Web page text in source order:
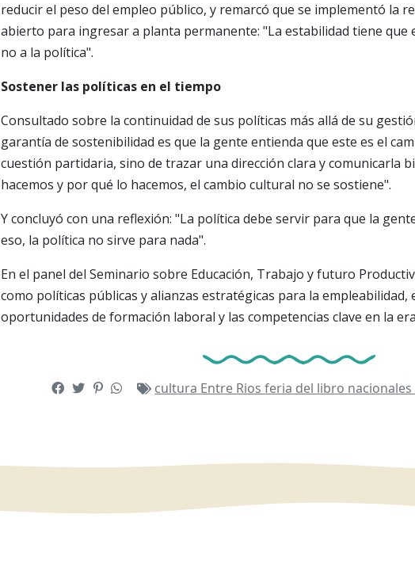
reducir el peso del empleo público, y remarcó que se implementó la
abierto para ingresar a planta permanente: "La estabilidad tiene que
no a la política".
Sostener las políticas en el tiempo
Consultado sobre la continuidad de sus políticas más allá de su
garantía de sostenibilidad es que la gente entienda que este es el
cuestión partidaria, sino de trazar una dirección clara y comunicarla
hacemos y por qué lo hacemos, el cambio cultural no se sostiene".
Y concluyó con una reflexión: "La política debe servir para que la
eso, la política no sirve para nada".
En el panel del Seminario sobre Educación, Trabajo y futuro
como políticas públicas y alianzas estratégicas para la empleabilidad,
oportunidades de formación laboral y las competencias clave en la
cultura Entre Riosferia del libro nacionales